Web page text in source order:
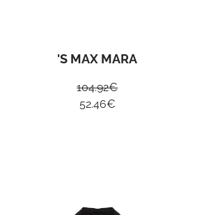
'S MAX MARA
104.92€
52.46€